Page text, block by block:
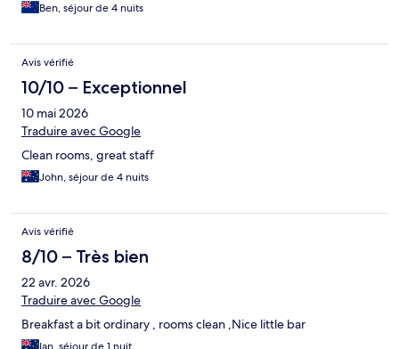
Ben, séjour de 4 nuits
Avis vérifié
10/10 – Exceptionnel
10 mai 2026
Traduire avec Google
Clean rooms, great staff
John, séjour de 4 nuits
Avis vérifié
8/10 – Très bien
22 avr. 2026
Traduire avec Google
Breakfast a bit ordinary , rooms clean ,Nice little bar